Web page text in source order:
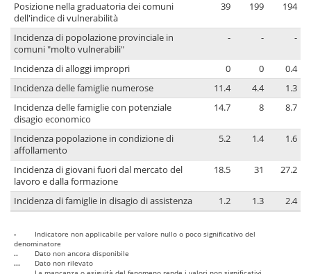
Posizione nella graduatoria dei comuni
dell'indice di vulnerabilità
39 199 194
Incidenza di popolazione provinciale in
comuni "molto vulnerabili"
- - -
Incidenza di alloggi impropri 0 0
0.4
Incidenza delle famiglie numerose
11.4 4.4
1.3
Incidenza delle famiglie con potenziale
disagio economico
14.7 8 8.7
Incidenza popolazione in condizione di
affollamento
5.2 1.4 1.6
Incidenza di giovani fuori dal mercato del
lavoro e dalla formazione
18.5 31 27.2
Incidenza di famiglie in disagio di assistenza 1.2 1.3 2.4
-
Indicatore non applicabile per valore nullo o poco significativo del
denominatore
..
Dato non ancora disponibile
...
Dato non rilevato